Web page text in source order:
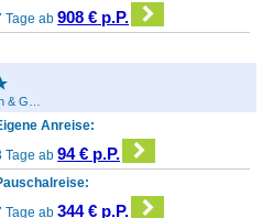
Tage ab908 € p.P.
Anreise:
Tage ab94 € p.P.
Tage ab344 € p.P.